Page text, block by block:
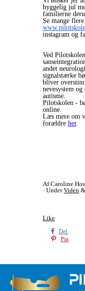
hyggelig jul
familierne
Se mange
instagram og
Ved
andet
signalstærke
bliver
nevesystem
autisme.
Pilotskolen -
online.
Læs mere om
forældre her.
Af Caroline
UnderViden &
Like
Del
Pin